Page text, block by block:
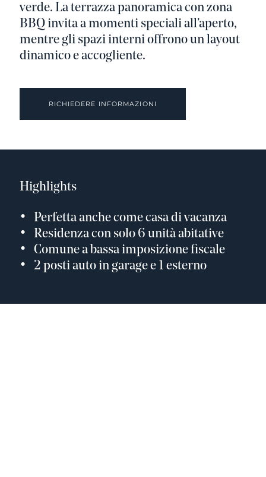
verde. La terrazza panoramica con zona
BBQ invita a momenti speciali all’aperto,
mentre gli spazi interni offrono un layout
dinamico e accogliente.
RICHIEDERE INFORMAZIONI
Highlights
Perfetta anche come casa di vacanza
Residenza con solo 6 unità abitative
Comune a bassa imposizione fiscale
2 posti auto in garage e 1 esterno